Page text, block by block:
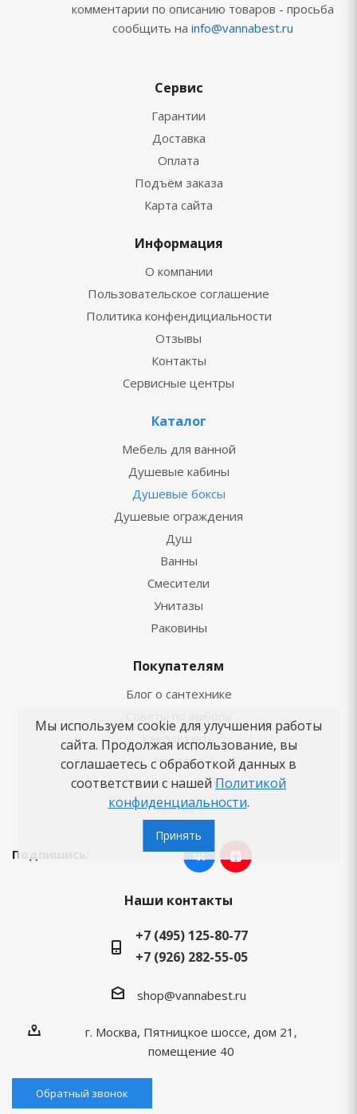
комментарии по описанию товаров - просьба
сообщить на info@vannabest.ru
Сервис
Гарантии
Доставка
Оплата
Подъём заказа
Карта сайта
Информация
О компании
Пользовательское соглашение
Политика конфендициальности
Отзывы
Контакты
Сервисные центры
Каталог
Мебель для ванной
Душевые кабины
Душевые боксы
Душевые ограждения
Душ
Ванны
Смесители
Унитазы
Раковины
Покупателям
Блог о сантехнике
Как заказать
Новости
Вопросы-ответы
Бренды
Подпишись:
Наши контакты
+7 (495) 125-80-77
+7 (926) 282-55-05
shop@vannabest.ru
г. Москва, Пятницкое шоссе, дом 21,
помещение 40
Обратный звонок
Мы используем cookie для улучшения работы
сайта. Продолжая использование, вы
соглашаетесь с обработкой данных в
соответствии с нашей Политикой
конфиденциальности.
Принять